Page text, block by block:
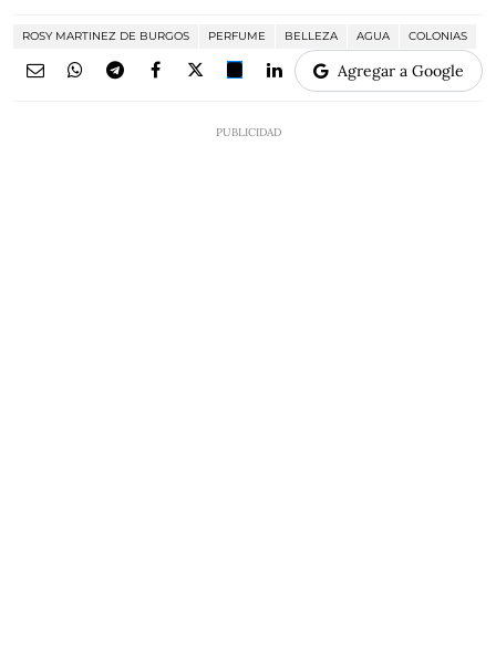
ROSY MARTINEZ DE BURGOS PERFUME BELLEZA AGUA COLONIAS
Agregar a Google